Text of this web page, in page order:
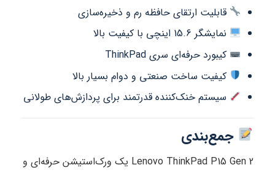
قابلیت ارتقای حافظه رم و ذخیره‌سازی
نمایشگر 15.6 اینچی با کیفیت بالا
کیبورد حرفه‌ای سری ThinkPad
کیفیت ساخت صنعتی و دوام بسیار بالا
سیستم خنک‌کننده قدرتمند برای پردازش‌های طولانی
جمع‌بندی
Lenovo ThinkPad P15 Gen 2 یک ورک‌استیشن حرفه‌ای و